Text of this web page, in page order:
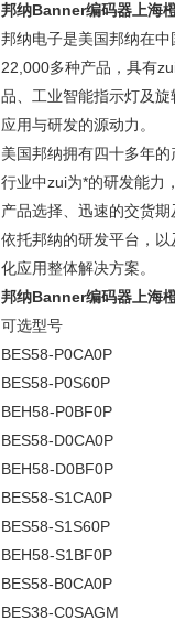
邦纳Banner编码器上海
邦纳电子是美国邦纳在
22,000多种产品，具有
品、工业智能指示灯及
应用与研发的源动力。
美国邦纳拥有四十多年
行业中zui为*的研发能力
产品选择、迅速的交货
依托邦纳的研发平台，
化应用整体解决方案。
邦纳Banner编码器上海
可选型号
BES58-P0CA0P
BES58-P0S60P
BEH58-P0BF0P
BES58-D0CA0P
BEH58-D0BF0P
BES58-S1CA0P
BES58-S1S60P
BEH58-S1BF0P
BES58-B0CA0P
BES38-C0SAGM